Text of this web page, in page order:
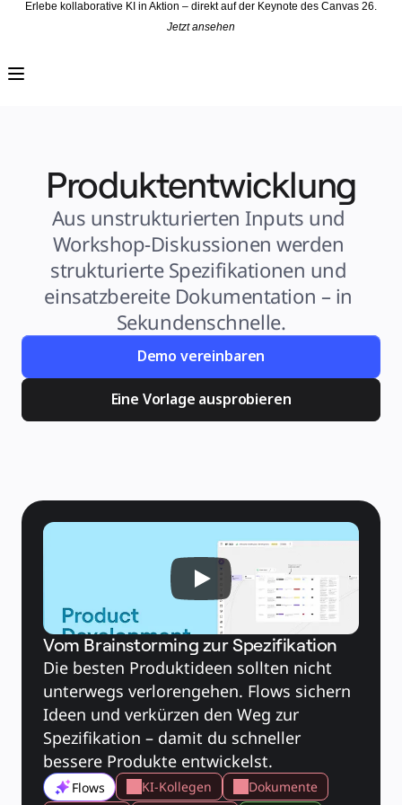
Erlebe kollaborative KI in Aktion – direkt auf der Keynote des Canvas 26.
Jetzt ansehen
Connectors
MCP-Server
KI-Playbooks entdecken
MCP-Server
Blueprints
Integrationen
Sicherheit
Enterprise Guard
Entwicklerplattform
Apps herunterladen
Formate
Diagramme
Kanban
Talktrack
Präsentation
Unsere Empfehlungen
Brainstorming
Concept Maps
Erstellen von Roadmaps
Prozessabbildung
Technisches Design & Dokumentation
Prototypen & Wireframes
Abbildung der Customer Journey
Auswertung von Research
Miro Design Workshops
Miro Planning & Delivery
Zielplanung
Organisationsdesign
Lösungen
Nach Geschäftssegment
Große Unternehmen
KMU
Startups
Digitales
Professionelle Dienstleistungen
Fertigung
Einzelhandel
Produktentwicklung
Aus unstrukturierten Inputs und
Workshop-Diskussionen werden
strukturierte Spezifikationen und
einsatzbereite Dokumentation – in
Sekundenschnelle.
Demo vereinbaren
Eine Vorlage ausprobieren
Vom Brainstorming zur Spezifikation
Die besten Produktideen sollten nicht
unterwegs verlorengehen. Flows sichern
Ideen und verkürzen den Weg zur
Spezifikation – damit du schneller
bessere Produkte entwickelst.
Flows KI-Kollegen
Dokumente